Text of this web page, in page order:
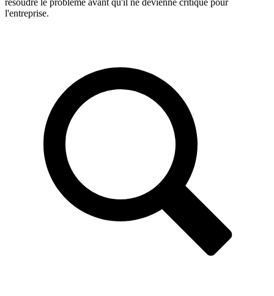
résoudre le problème avant qu'il ne devienne critique pour
l'entreprise.